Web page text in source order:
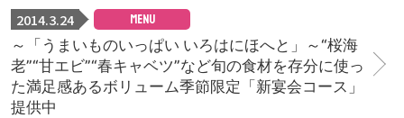
2014.3.24 MENU
～「うまいものいっぱい いろはにほへと」～“桜海
老”“甘エビ”“春キャベツ”など旬の食材を存分に使っ
た満足感あるボリューム季節限定「新宴会コース」
提供中